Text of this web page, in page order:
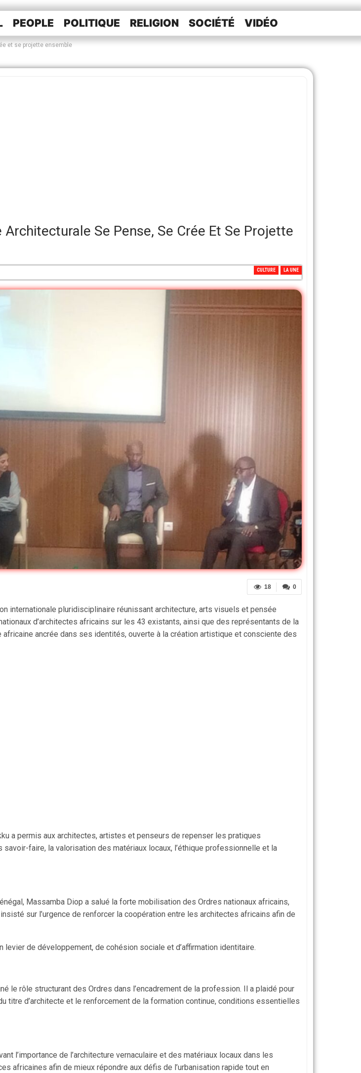
PEOPLE POLITIQUE RELIGION SOCIÉTÉ
VIDÉO
et se projette ensemble
Architecturale Se Pense, Se Crée Et Se Projette
CULTURE LA UNE
0
18
internationale pluridisciplinaire réunissant architecture, arts visuels et pensée
d’architectes africains sur les 43 existants, ainsi que des représentants de la
africaine ancrée dans ses identités, ouverte à la création artistique et consciente des
a permis aux architectes, artistes et penseurs de repenser les pratiques
faire, la valorisation des matériaux locaux, l’éthique professionnelle et la
Massamba Diop a salué la forte mobilisation des Ordres nationaux africains,
sur l’urgence de renforcer la coopération entre les architectes africains afin de
levier de développement, de cohésion sociale et d’affirmation identitaire.
le rôle structurant des Ordres dans l’encadrement de la profession. Il a plaidé pour
titre d’architecte et le renforcement de la formation continue, conditions essentielles
l’importance de l’architecture vernaculaire et des matériaux locaux dans les
africaines afin de mieux répondre aux défis de l’urbanisation rapide tout en